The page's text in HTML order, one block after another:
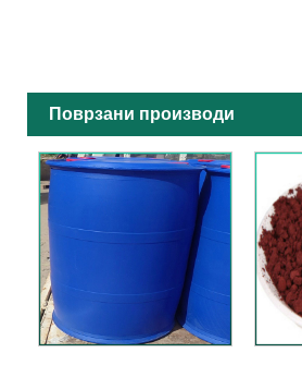
Поврзани производи